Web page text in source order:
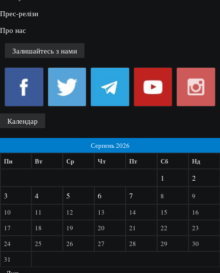
Прес-релізи
Про нас
Залишайтесь з нами
Календар
Серпень 2026
Пн Вт Ср Чт Пт Сб Нд
1
2
3
4 5 6 7 8
9
10
11 12 13 14 15
16
17
18 19 20 21 22
23
24
25 26 27 28 29
30
31